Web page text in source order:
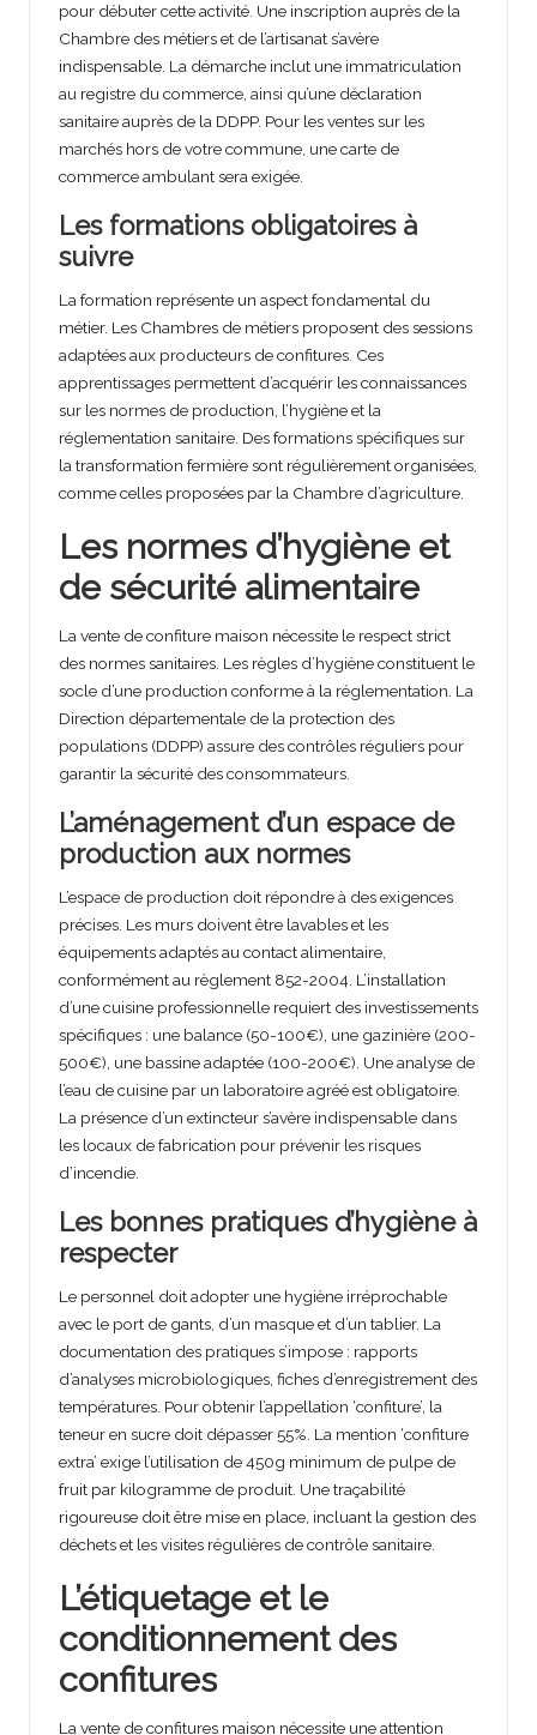
pour débuter cette activité. Une inscription auprès de la
Chambre des métiers et de l’artisanat s’avère
indispensable. La démarche inclut une immatriculation
au registre du commerce, ainsi qu’une déclaration
sanitaire auprès de la DDPP. Pour les ventes sur les
marchés hors de votre commune, une carte de
commerce ambulant sera exigée.
Les formations obligatoires à
suivre
La formation représente un aspect fondamental du
métier. Les Chambres de métiers proposent des sessions
adaptées aux producteurs de confitures. Ces
apprentissages permettent d’acquérir les connaissances
sur les normes de production, l’hygiène et la
réglementation sanitaire. Des formations spécifiques sur
la transformation fermière sont régulièrement organisées,
comme celles proposées par la Chambre d’agriculture.
Les normes d’hygiène et
de sécurité alimentaire
La vente de confiture maison nécessite le respect strict
des normes sanitaires. Les règles d’hygiène constituent le
socle d’une production conforme à la réglementation. La
Direction départementale de la protection des
populations (DDPP) assure des contrôles réguliers pour
garantir la sécurité des consommateurs.
L’aménagement d’un espace de
production aux normes
L’espace de production doit répondre à des exigences
précises. Les murs doivent être lavables et les
équipements adaptés au contact alimentaire,
conformément au règlement 852-2004. L’installation
d’une cuisine professionnelle requiert des investissements
spécifiques : une balance (50-100€), une gazinière (200-
500€), une bassine adaptée (100-200€). Une analyse de
l’eau de cuisine par un laboratoire agréé est obligatoire.
La présence d’un extincteur s’avère indispensable dans
les locaux de fabrication pour prévenir les risques
d’incendie.
Les bonnes pratiques d’hygiène à
respecter
Le personnel doit adopter une hygiène irréprochable
avec le port de gants, d’un masque et d’un tablier. La
documentation des pratiques s’impose : rapports
d’analyses microbiologiques, fiches d’enregistrement des
températures. Pour obtenir l’appellation ‘confiture’, la
teneur en sucre doit dépasser 55%. La mention ‘confiture
extra’ exige l’utilisation de 450g minimum de pulpe de
fruit par kilogramme de produit. Une traçabilité
rigoureuse doit être mise en place, incluant la gestion des
déchets et les visites régulières de contrôle sanitaire.
L’étiquetage et le
conditionnement des
confitures
La vente de confitures maison nécessite une attention